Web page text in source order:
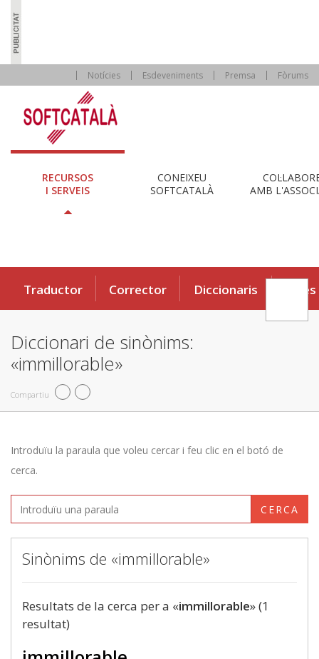
Notícies Esdeveniments Premsa Fòrums
RECURSOS
I SERVEIS
CONEIXEU
SOFTCATALÀ
AMB
Traductor Corrector Diccionaris Eines
Diccionari de sinònims:
«immillorable»
Compartiu
Introduïu la paraula que voleu cercar i feu clic en el botó de
cerca.
CERCA
Sinònims de «immillorable»
Resultats de la cerca per a «immillorable» (1
resultat)